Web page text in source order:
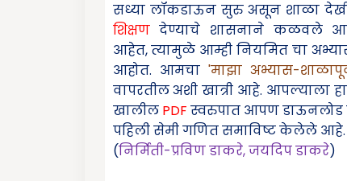
सध्या लॉकडाऊन सुरु असून शाळा
शिक्षणदेण्याचे शासनाने कळवले
आहेत,त्यामुळे आम्ही नियमित चा
आहोत. आमचा 'माझाअभ्यास-
वापरतील अशी खात्री आहे. आपल्याला
खालील PDF स्वरुपात आपण
पहिली सेमी गणित समाविष्ट केलेले आहे.
(निर्मिती-प्रविण डाकरे,जयदिप डाकरे)